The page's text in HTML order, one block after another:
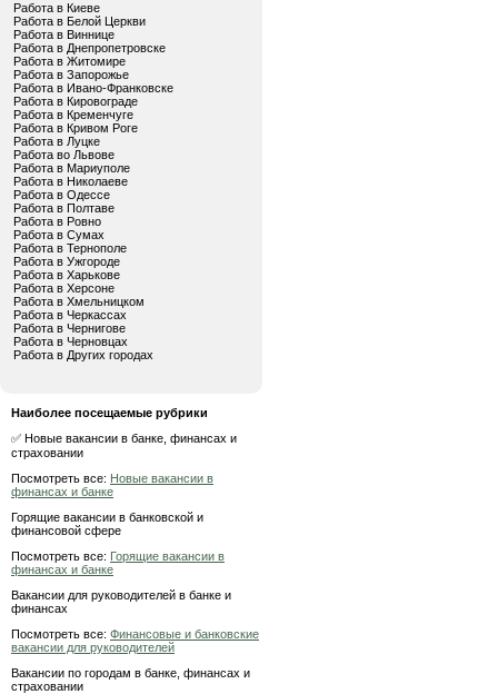
Работа в Киеве
Работа в Белой Церкви
Работа в Виннице
Работа в Днепропетровске
Работа в Житомире
Работа в Запорожье
Работа в Ивано-Франковске
Работа в Кировограде
Работа в Кременчуге
Работа в Кривом Роге
Работа в Луцке
Работа во Львове
Работа в Мариуполе
Работа в Николаеве
Работа в Одессе
Работа в Полтаве
Работа в Ровно
Работа в Сумах
Работа в Тернополе
Работа в Ужгороде
Работа в Харькове
Работа в Херсоне
Работа в Хмельницком
Работа в Черкассах
Работа в Чернигове
Работа в Черновцах
Работа в Других городах
Наиболее посещаемые рубрики
✅ Новые вакансии в банке, финансах и
страховании
Посмотреть все: Новые вакансии в
финансах и банке
Горящие вакансии в банковской и
финансовой сфере
Посмотреть все: Горящие вакансии в
финансах и банке
Вакансии для руководителей в банке и
финансах
Посмотреть все: Финансовые и банковские
вакансии для руководителей
Вакансии по городам в банке, финансах и
страховании